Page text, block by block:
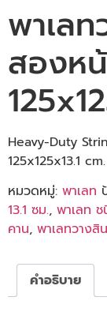
พาเล
สองห
Heavy-Duty
125x125x13.1 cm.
หมวดหมู่: พาเลท
13.1 ซม., พาเลท
คาน, พาเลทวางสิ
คำอธิบาย